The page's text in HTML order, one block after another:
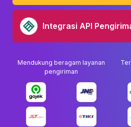
Integrasi API
Mendukung beragam layanan
pengiriman